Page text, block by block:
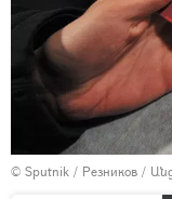
© Sputnik / Резников /